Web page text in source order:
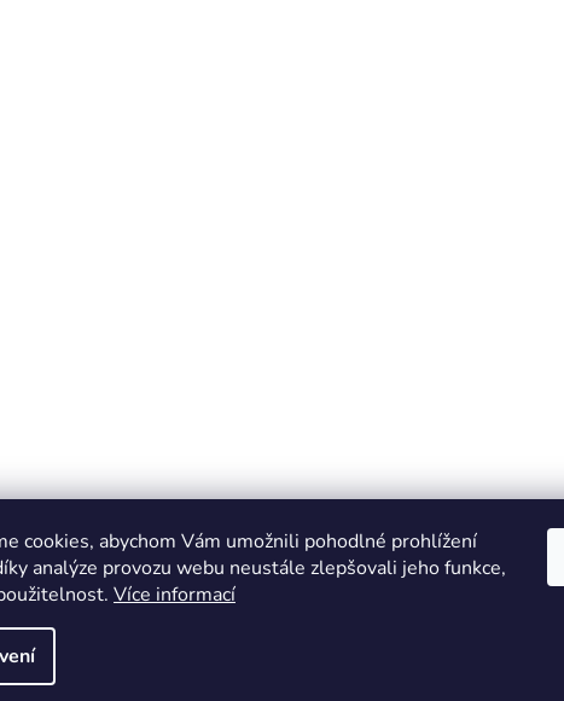
cookies, abychom Vám umožnili pohodlné prohlížení
analýze provozu webu neustále zlepšovali jeho funkce,
Více informací
Online marketing zajišťuje společnost X-VISION Sitemap